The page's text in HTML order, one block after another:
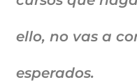
ello, no vas a
esperados.